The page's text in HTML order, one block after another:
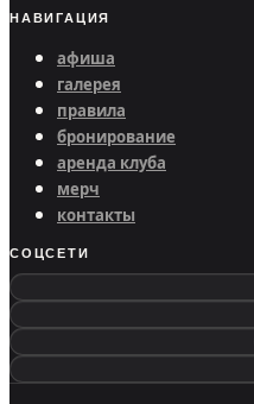
НАВИГАЦИЯ
афиша
галерея
правила
бронирование
аренда клуба
мерч
контакты
СОЦСЕТИ